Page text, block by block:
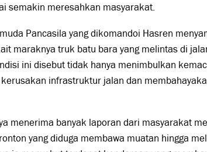
semakin meresahkan masyarakat.
Pancasila yang dikomandoi Hasren
maraknya truk batu bara yang melintas di
ini disebut tidak hanya menimbulkan
infrastruktur jalan dan
menerima banyak laporan dari masyarakat
yang diduga membawa muatan hingga